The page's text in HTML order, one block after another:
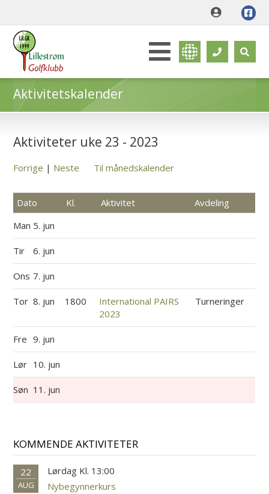
Aktivitetskalender
Aktiviteter uke 23 - 2023
Forrige | Neste Til månedskalender
Dato Kl. Aktivitet
Avdeling
Man 5. jun
Tir 6. jun
Ons 7. jun
Tor 8. jun 1800
International PAIRS
2023
Turneringer
Fre 9. jun
Lør 10. jun
Søn 11. jun
KOMMENDE AKTIVITETER
22
AUG
Lørdag Kl. 13:00
Nybegynnerkurs